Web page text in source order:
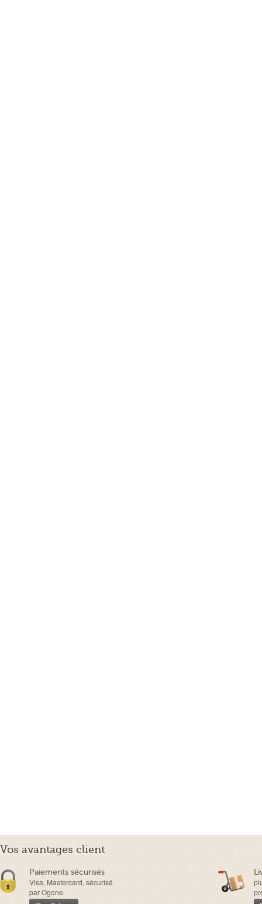
Vos avantages client
Paiements sécurisés
Visa, Mastercard, sécurisé
par Ogone.